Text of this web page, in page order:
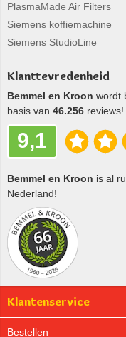
PlasmaMade Air Filters
Siemens koffiemachine
Siemens StudioLine
Klanttevredenheid
Bemmel en Kroon wordt
basis van 46.256 reviews!
9,1
Bemmel en Kroon is al
Nederland!
Klantenservice
Bestellen